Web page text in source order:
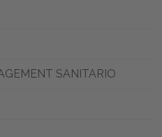
SANITARIO